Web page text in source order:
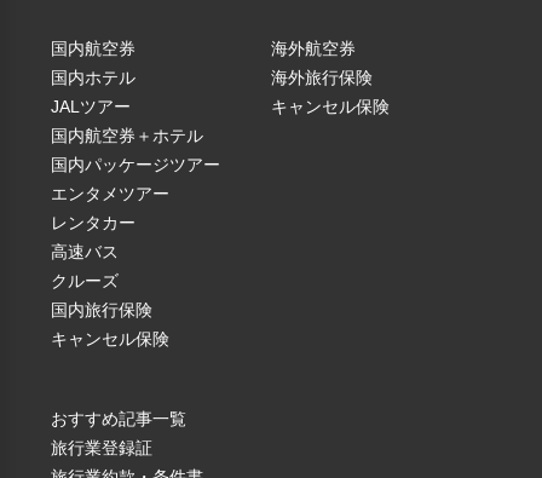
●各自にて野岩鉄道 新藤原駅にお越しください●
※新藤原駅周辺には、有料駐車場等を含め、自家用車を停めら
れる場所がございません
※新藤原駅にお越しの際は電車・路線バスなどをご利用くださ
※コンビニや食料品店などは近隣にございません／新藤原駅に
飲み物自販機とパン自販機あり（列車乗車後は降車出来ないた
め、事前にご準備をお願いいたします）
「接続列車案内」※浅草駅、下今市駅方面より
集合・受付時間 22:20～22:35 新藤原駅改札口前
国内航空券
国内ホテル
JALツアー
国内航空券＋ホテル
国内パッケージツアー
エンタメツアー
レンタカー
高速バス
クルーズ
国内旅行保険
キャンセル保険
海外航空券
海外旅行保険
キャンセル保険
おすすめ記事一覧
旅行業登録証